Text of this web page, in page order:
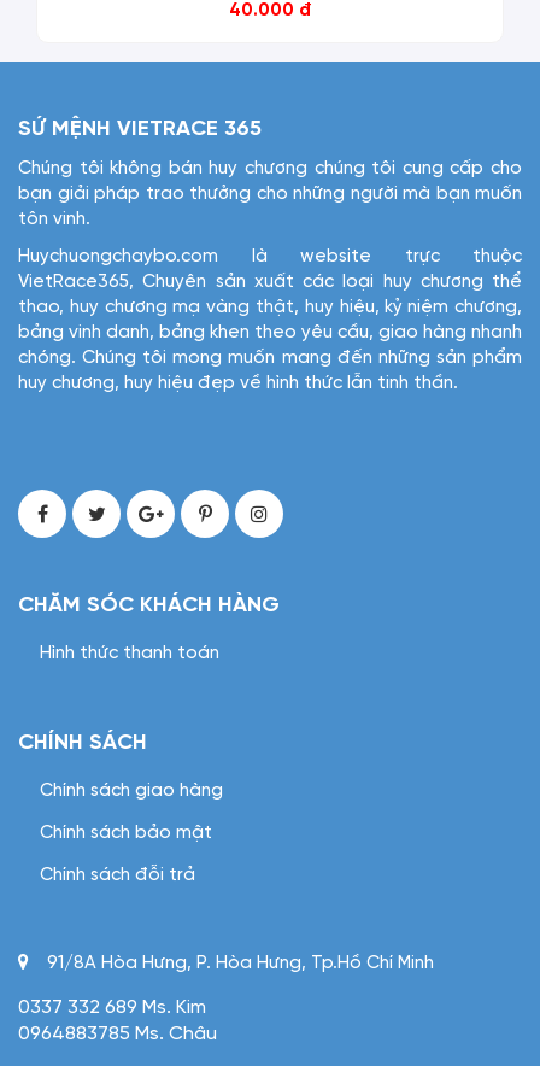
40.000 đ
SỨ MỆNH VIETRACE 365
Chúng tôi không bán huy chương chúng tôi cung cấp cho
bạn giải pháp trao thưởng cho những người mà bạn muốn
tôn vinh.
Huychuongchaybo.com là website trực thuộc
VietRace365, Chuyên sản xuất các loại huy chương thể
thao, huy chương mạ vàng thật, huy hiệu, kỷ niệm chương,
bảng vinh danh, bảng khen theo yêu cầu, giao hàng nhanh
chóng. Chúng tôi mong muốn mang đến những sản phẩm
huy chương, huy hiệu đẹp về hình thức lẫn tinh thần.
CHĂM SÓC KHÁCH HÀNG
Hình thức thanh toán
CHÍNH SÁCH
Chính sách giao hàng
Chính sách bảo mật
Chính sách đỗi trả
91/8A Hòa Hưng, P. Hòa Hưng, Tp.Hồ Chí Minh
0337 332 689 Ms. Kim
0964883785 Ms. Châu